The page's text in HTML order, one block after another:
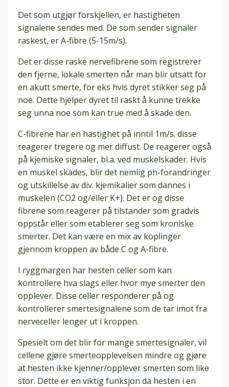
Det som utgjør forskjellen, er hastigheten
signalene sendes med. De som sender signaler
raskest, er A-fibre (5-15m/s).
Det er disse raske nervefibrene som registrerer
den fjerne, lokale smerten når man blir utsatt for
en akutt smerte, for eks hvis dyret stikker seg på
noe. Dette hjelper dyret til raskt å kunne trekke
seg unna noe som kan true med å skade den.
C-fibrene har en hastighet på inntil 1m/s. disse
reagerer tregere og mer diffust. De reagerer også
på kjemiske signaler, bl.a. ved muskelskader. Hvis
en muskel skades, blir det nemlig ph-forandringer
og utskillelse av div. kjemikalier som dannes i
muskelen (CO2 og/eller K+). Det er og disse
fibrene som reagerer på tilstander som gradvis
oppstår eller som etablerer seg som kroniske
smerter. Det kan være en mix av koplinger
gjennom kroppen av både C og A-fibre.
I ryggmargen har hesten celler som kan
kontrollere hva slags eller hvor mye smerter den
opplever. Disse celler responderer på og
kontrollerer smertesignalene som de tar imot fra
nerveceller lenger ut i kroppen.
Spesielt om det blir for mange smertesignaler, vil
cellene gjøre smerteopplevelsen mindre og gjøre
at hesten ikke kjenner/opplever smerten som like
stor. Dette er en viktig funksjon da hesten i en